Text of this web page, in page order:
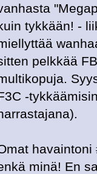
tykkään! -
pelkkää
-
minä! En